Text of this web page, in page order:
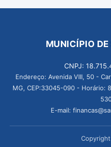
MUNICÍPIO
CNPJ:
Endereço: Avenida VIII, 50 -
MG, CEP:33045-090 - Horário:
E-mail: